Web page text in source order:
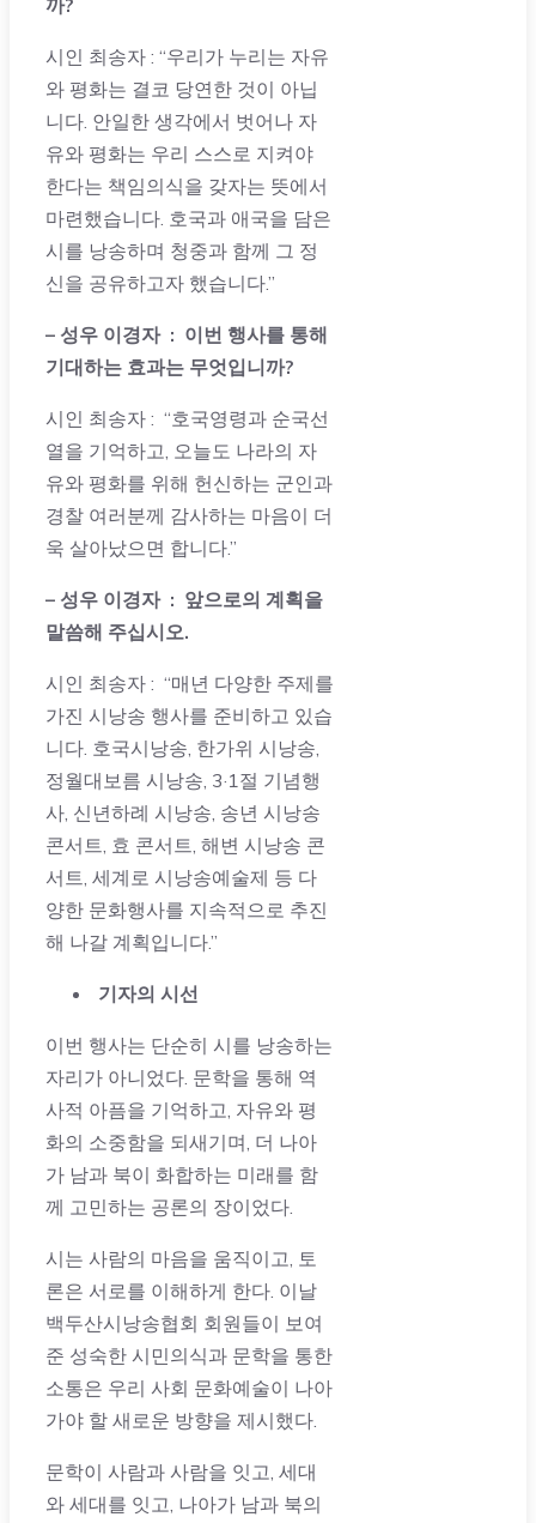
까?
시인 최송자 : “우리가 누리는 자유
와 평화는 결코 당연한 것이 아닙
니다. 안일한 생각에서 벗어나 자
유와 평화는 우리 스스로 지켜야
한다는 책임의식을 갖자는 뜻에서
마련했습니다. 호국과 애국을 담은
시를 낭송하며 청중과 함께 그 정
신을 공유하고자 했습니다.”
– 성우 이경자 : 이번 행사를 통해
기대하는 효과는 무엇입니까?
시인 최송자 : “호국영령과 순국선
열을 기억하고, 오늘도 나라의 자
유와 평화를 위해 헌신하는 군인과
경찰 여러분께 감사하는 마음이 더
욱 살아났으면 합니다.”
– 성우 이경자 : 앞으로의 계획을
말씀해 주십시오.
시인 최송자 : “매년 다양한 주제를
가진 시낭송 행사를 준비하고 있습
니다. 호국시낭송, 한가위 시낭송,
정월대보름 시낭송, 3·1절 기념행
사, 신년하례 시낭송, 송년 시낭송
콘서트, 효 콘서트, 해변 시낭송 콘
서트, 세계로 시낭송예술제 등 다
양한 문화행사를 지속적으로 추진
해 나갈 계획입니다.”
기자의 시선
이번 행사는 단순히 시를 낭송하는
자리가 아니었다. 문학을 통해 역
사적 아픔을 기억하고, 자유와 평
화의 소중함을 되새기며, 더 나아
가 남과 북이 화합하는 미래를 함
께 고민하는 공론의 장이었다.
시는 사람의 마음을 움직이고, 토
론은 서로를 이해하게 한다. 이날
백두산시낭송협회 회원들이 보여
준 성숙한 시민의식과 문학을 통한
소통은 우리 사회 문화예술이 나아
가야 할 새로운 방향을 제시했다.
문학이 사람과 사람을 잇고, 세대
와 세대를 잇고, 나아가 남과 북의